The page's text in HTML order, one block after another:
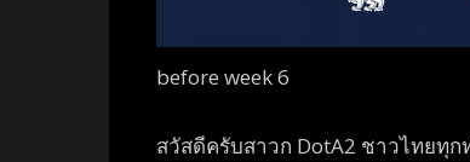
before week 6
สวัสดีครับสาวก DotA2 ชาวไทยทุก